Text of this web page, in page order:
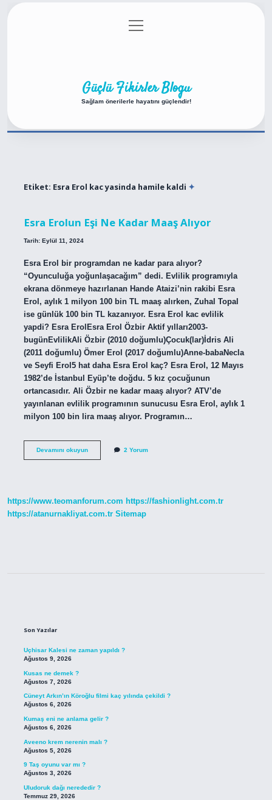
Gizlilik Politikası
menüyü
aç
Güçlü Fikirler Blogu
Sağlam önerilerle hayatını güçlendir!
Etiket: Esra Erol kac yasinda hamile kaldi
Esra Erolun Eşi Ne Kadar Maaş Alıyor
Tarih: Eylül 11, 2024
Esra Erol bir programdan ne kadar para alıyor?
“Oyunculuğa yoğunlaşacağım” dedi. Evlilik programıyla
ekrana dönmeye hazırlanan Hande Ataizi’nin rakibi Esra
Erol, aylık 1 milyon 100 bin TL maaş alırken, Zuhal Topal
ise günlük 100 bin TL kazanıyor. Esra Erol kac evlilik
yapdi? Esra ErolEsra Erol Özbir Aktif yılları2003-
bugünEvlilikAli Özbir (2010 doğumlu)Çocuk(lar)İdris Ali
(2011 doğumlu) Ömer Erol (2017 doğumlu)Anne-babaNecla
ve Seyfi Erol5 hat daha Esra Erol kaç? Esra Erol, 12 Mayıs
1982’de İstanbul Eyüp’te doğdu. 5 kız çocuğunun
ortancasıdır. Ali Özbir ne kadar maaş alıyor? ATV’de
yayınlanan evlilik programının sunucusu Esra Erol, aylık 1
milyon 100 bin lira maaş alıyor. Programın…
Devamını okuyunEsra
Alıyor
2 Yorum
https://www.teomanforum.com https://fashionlight.com.tr
https://atanurnakliyat.com.tr Sitemap
Son Yazılar
Uçhisar Kalesi ne zaman yapıldı ?
Ağustos 9, 2026
Kusas ne demek ?
Ağustos 7, 2026
Cüneyt Arkın’ın Köroğlu filmi kaç yılında çekildi ?
Ağustos 6, 2026
Kumaş eni ne anlama gelir ?
Ağustos 6, 2026
Aveeno krem nerenin malı ?
Ağustos 5, 2026
9 Taş oyunu var mı ?
Ağustos 3, 2026
Uludoruk dağı nerededir ?
Temmuz 29, 2026